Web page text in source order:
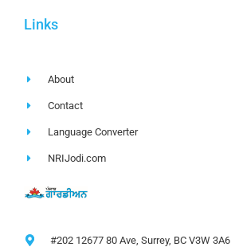
Links
About
Contact
Language Converter
NRIJodi.com
#202 12677 80 Ave, Surrey, BC V3W 3A6